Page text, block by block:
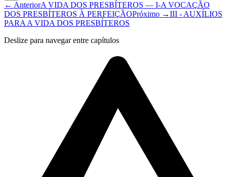
← AnteriorA VIDA DOS PRESBÍTEROS — I-A VOCAÇÃO
DOS PRESBÍTEROS À PERFEIÇÃOPróximo →III - AUXÍLIOS
PARA A VIDA DOS PRESBÍTEROS
Deslize para navegar entre capítulos